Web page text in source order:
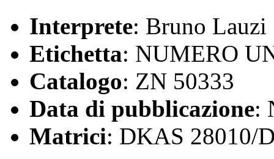
Interprete: Bruno Lauzi
Etichetta: NUMERO
Catalogo: ZN 50333
Data di pubblicazione:
Matrici: DKAS 28010/